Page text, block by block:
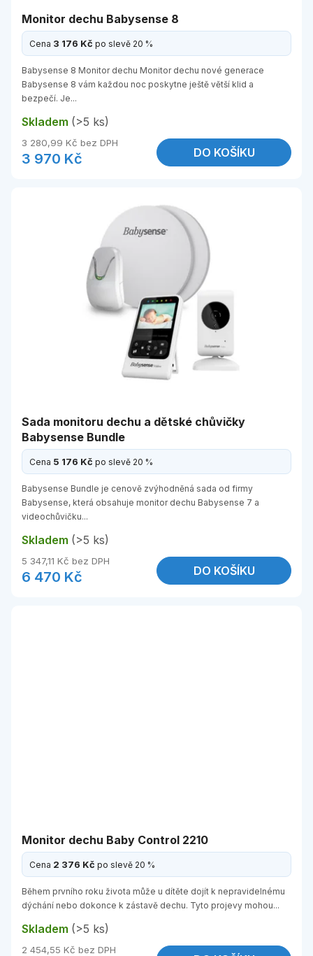
Monitor dechu Babysense 8
Cena 3 176 Kč po slevě 20 %
Skladem (>5 ks)
3 280,99 Kč bez DPH
3 970 Kč DO KOŠÍKU
Babysense 8 Monitor dechu Monitor dechu nové generace
Babysense 8 vám každou noc poskytne ještě větší klid a
bezpečí. Je...
Sada monitoru dechu a dětské chůvičky
Babysense Bundle
Cena 5 176 Kč po slevě 20 %
Skladem (>5 ks)
5 347,11 Kč bez DPH
6 470 Kč DO KOŠÍKU
Babysense Bundle je cenově zvýhodněná sada od firmy
Babysense, která obsahuje monitor dechu Babysense 7 a
videochůvičku...
Monitor dechu Baby Control 2210
Cena 2 376 Kč po slevě 20 %
Skladem (>5 ks)
2 454,55 Kč bez DPH
Během prvního roku života může u dítěte dojít k nepravidelnému
dýchání nebo dokonce k zástavě dechu. Tyto projevy mohou...